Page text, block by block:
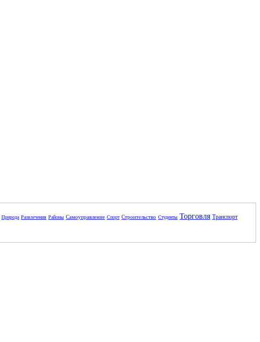
Природа Развлечения Районы Самоуправление Спорт Строительство Студенты Торговля Транспорт